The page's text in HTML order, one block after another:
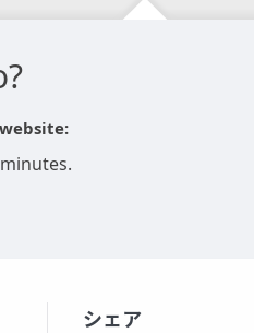
シェア